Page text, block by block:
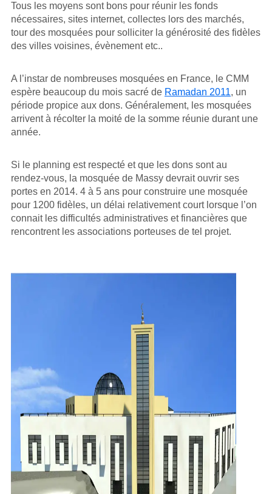
Tous les moyens sont bons pour réunir les fonds
nécessaires, sites internet, collectes lors des marchés,
tour des mosquées pour solliciter la générosité des fidèles
des villes voisines, évènement etc..
A l’instar de nombreuses mosquées en France, le CMM
espère beaucoup du mois sacré de Ramadan 2011, un
période propice aux dons. Généralement, les mosquées
arrivent à récolter la moité de la somme réunie durant une
année.
Si le planning est respecté et que les dons sont au
rendez-vous, la mosquée de Massy devrait ouvrir ses
portes en 2014. 4 à 5 ans pour construire une mosquée
pour 1200 fidèles, un délai relativement court lorsque l’on
connait les difficultés administratives et financières que
rencontrent les associations porteuses de tel projet.